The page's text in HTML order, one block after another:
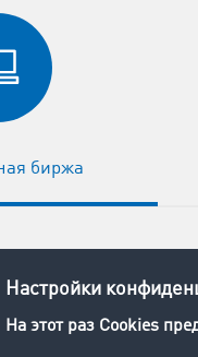
биржа
ждут как минимум